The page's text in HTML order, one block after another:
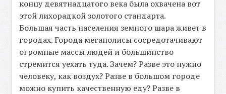
концу девятнадцатого века была охвачена вот
этой лихорадкой золотого стандарта.
Большая часть населения земного шара живет в
городах. Города мегаполисы сосредотачивают
огромные массы людей и большинство
стремится уехать туда. Зачем? Разве это нужно
человеку, как воздух? Разве в большом городе
можно купить качественную еду? Разве в